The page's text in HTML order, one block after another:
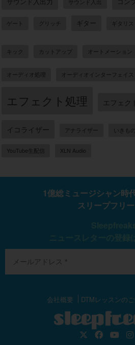
サウンド入出
ゲート グリッチ ギター ギタリ
キック カットアップ オートメーション
オーディオ処理 オーディオインターフェイス
エフェクト処理 エフェク
イコライザー アナライザー いきも
YouTube生配信 XLN Audio
1億総ミュージシャン時
スリープフリ
会社概要 DTMレッスンの